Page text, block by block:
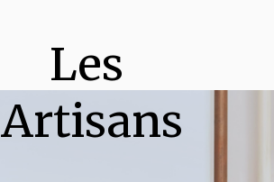
Les
Artisans